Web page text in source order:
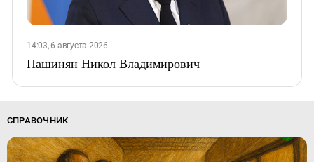
14:03, 6 августа 2026
Пашинян Никол Владимирович
СПРАВОЧНИК